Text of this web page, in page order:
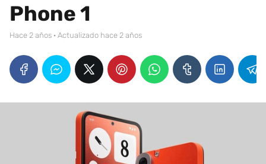
Phone 1
hace 2 años · Actualizado hace 2 años